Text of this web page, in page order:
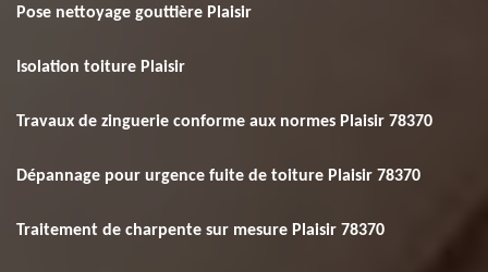
Pose nettoyage gouttière Plaisir
Isolation toiture Plaisir
Travaux de zinguerie conforme aux normes Plaisir 78370
Dépannage pour urgence fuite de toiture Plaisir 78370
Traitement de charpente sur mesure Plaisir 78370